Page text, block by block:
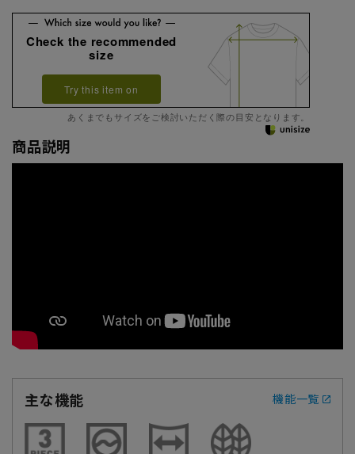
Check the recommended
size
Try this item on
あくまでもサイズをご検討いただく際の目安となります。
商品説明
主な機能 機能一覧